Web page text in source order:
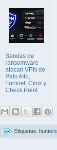
Bandas de
ransomware
atacan VPN de
Palo Alto,
Fortinet, Citrix y
Check Point
Etiquetas: hunters